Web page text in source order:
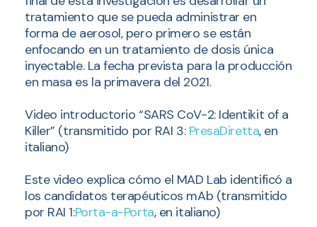
tratamiento que se pueda administrar en
forma de aerosol, pero primero se están
enfocando en un tratamiento de dosis única
inyectable. La fecha prevista para la producción
en masa es la primavera del 2021.
Video introductorio “SARS CoV-2: Identikit of a
Killer” (transmitido por RAI 3: PresaDiretta, en
italiano)
Este video explica cómo el MAD Lab identificó a
los candidatos terapéuticos mAb (transmitido
por RAI 1:Porta-a-Porta, en italiano)